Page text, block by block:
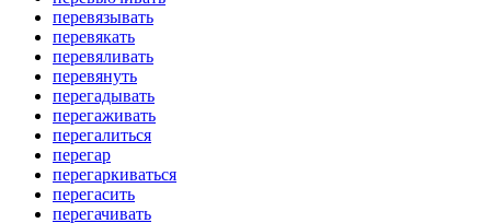
перевязывать
перевякать
перевяливать
перевянуть
перегадывать
перегаживать
перегалиться
перегар
перегаркиваться
перегасить
перегачивать